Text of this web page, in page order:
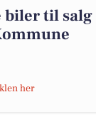
biler til
her